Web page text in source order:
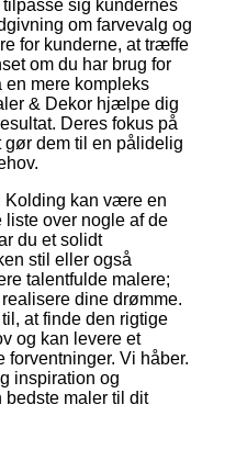
sig kundernes
om farvevalg og
for kunderne, at træffe
om du har brug for
mere kompleks
& Dekor hjælpe dig
Deres fokus på
gør dem til en pålidelig
kan være en
liste over nogle af de
du et solidt
stil eller også
talentfulde malere;
dine drømme.
at finde den rigtige
og kan levere et
forventninger. Vi håber.
inspiration og
maler til dit